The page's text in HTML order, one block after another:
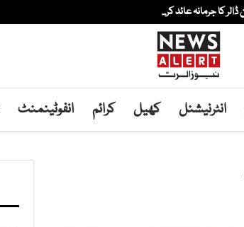
انٹرنیشنل کھیل کرائم انفوٹینمنٹ